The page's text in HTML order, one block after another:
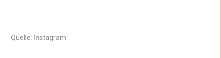
Quelle: Instagram